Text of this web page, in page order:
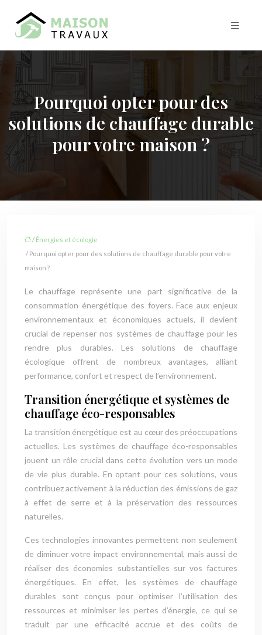
Pourquoi opter pour des
solutions de chauffage durable
pour votre maison ?
/ Énergies et écologie
/ Pourquoi opter pour des solutions de chauffage durable pour votre
maison ?
Le chauffage représente une part significative de la
consommation énergétique des foyers. Face aux enjeux
environnementaux et économiques actuels, il devient
crucial de repenser nos systèmes de chauffage pour les
rendre plus durables. Les solutions de chauffage
écologique offrent de nombreux avantages, alliant
performance, confort et respect de l’environnement.
Transition énergétique et systèmes de
chauffage éco-responsables
La transition énergétique est au cœur des préoccupations
actuelles. Les systèmes de chauffage éco-responsables
jouent un rôle crucial dans cette évolution vers un mode
de vie plus durable. En optant pour ces solutions, vous
contribuez activement à la réduction des émissions de gaz
à effet de serre et à la préservation des ressources
naturelles.
Ces technologies innovantes permettent non seulement
de diminuer votre impact environnemental, mais aussi de
réaliser des économies substantielles sur vos factures
énergétiques. En effet, les systèmes de chauffage
durables sont conçus pour optimiser l’utilisation des
ressources et minimiser les pertes d’énergie, ce qui se
traduit par une efficacité accrue et des coûts de